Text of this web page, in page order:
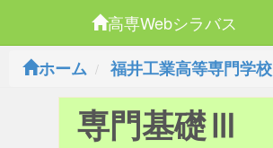
高専Webシラバス
ホーム
福井工業高等専門学校
専門基礎Ⅲ